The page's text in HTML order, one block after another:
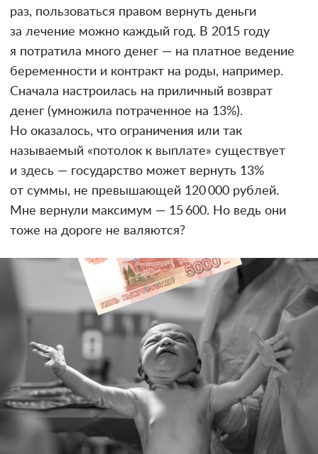
раз, пользоваться правом вернуть деньги
за лечение можно каждый год. В 2015 году
я потратила много денег — на платное ведение
беременности и контракт на роды, например.
Сначала настроилась на приличный возврат
денег (умножила потраченное на 13%).
Но оказалось, что ограничения или так
называемый «потолок к выплате» существует
и здесь — государство может вернуть 13%
от суммы, не превышающей 120 000 рублей.
Мне вернули максимум — 15 600. Но ведь они
тоже на дороге не валяются?